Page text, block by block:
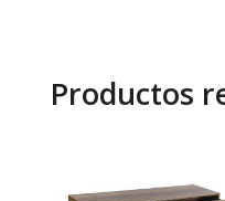
Productos